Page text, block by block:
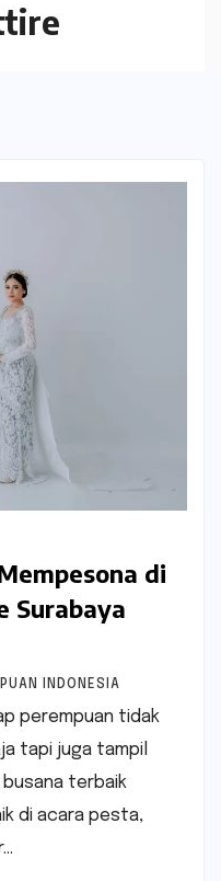
di
Surabaya
INDONESIA
perempuan tidak
tapi juga tampil
terbaik
di acara pesta,